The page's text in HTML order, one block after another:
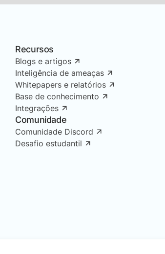
Recursos
Blogs e artigos
Inteligência de ameaças
Whitepapers e relatórios
Base de conhecimento
Integrações
Comunidade
Comunidade Discord
Desafio estudantil